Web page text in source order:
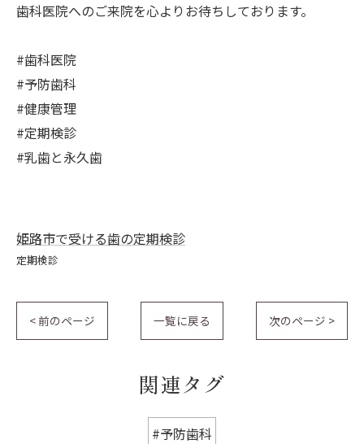
歯科医院へのご来院を心よりお待ちしております。
#歯科医院
#予防歯科
#健康管理
#定期検診
#乳歯と永久歯
姫路市で受ける歯の定期検診
定期検診
< 前のページ 一覧に戻る 次のページ >
関連タグ
#予防歯科